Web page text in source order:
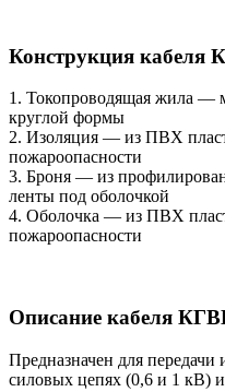
Конструкция кабеля
1. Токопроводящая жила —
круглой формы
2. Изоляция — из ПВХ
пожароопасности
3. Броня — из
ленты под оболочкой
4. Оболочка — из ПВХ
пожароопасности
Описание кабеля
Предназначен для передачи
силовых цепях (0,6 и 1 кВ)